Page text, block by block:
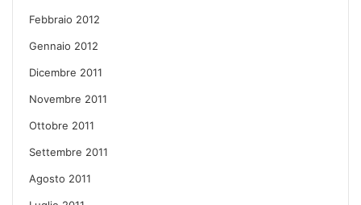
Febbraio 2012
Gennaio 2012
Dicembre 2011
Novembre 2011
Ottobre 2011
Settembre 2011
Agosto 2011